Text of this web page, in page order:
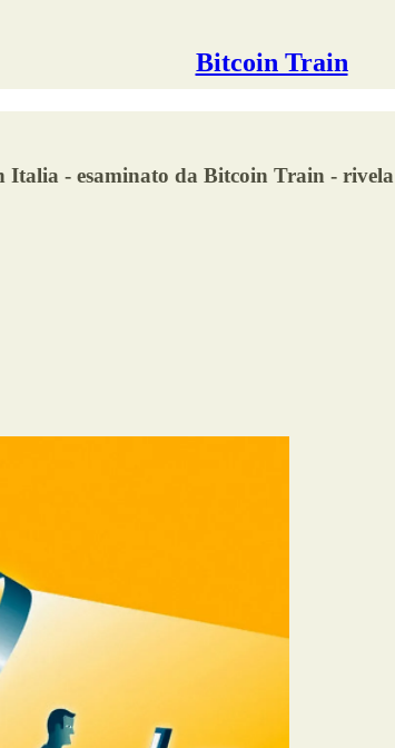
Bitcoin Train
Italia - esaminato da Bitcoin Train -